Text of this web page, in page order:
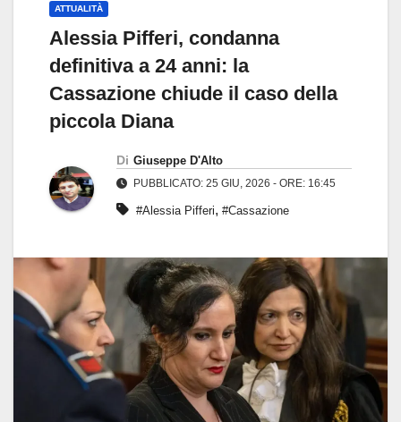
ATTUALITÀ
Alessia Pifferi, condanna
definitiva a 24 anni: la
Cassazione chiude il caso della
piccola Diana
Di Giuseppe D'Alto
PUBBLICATO: 25 GIU, 2026 - ORE: 16:45
#Alessia Pifferi, #Cassazione